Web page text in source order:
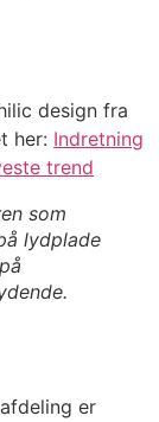
design fra
her: Indretning
trend
som
lydplade
er